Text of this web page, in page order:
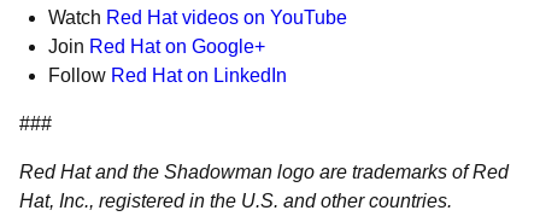
Watch Red Hat videos on YouTube
Join Red Hat on Google+
Follow Red Hat on LinkedIn
###
Red Hat and the Shadowman logo are trademarks of Red
Hat, Inc., registered in the U.S. and other countries.